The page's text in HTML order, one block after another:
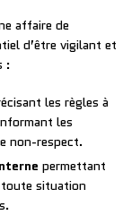
affaire de
d’être vigilant et
:
les règles à
les
non-respect.
permettant
toute situation